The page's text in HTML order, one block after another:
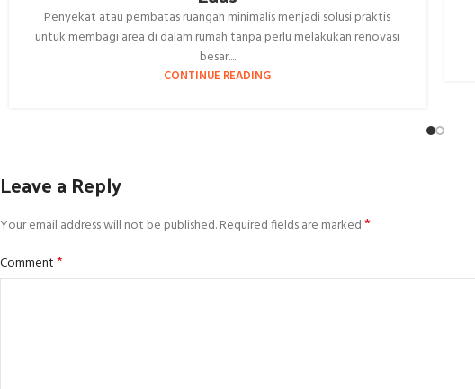
Penyekat atau pembatas ruangan minimalis menjadi solusi praktis
untuk membagi area di dalam rumah tanpa perlu melakukan renovasi
besar....
CONTINUE READING
Leave a Reply
Your email address will not be published.Required fields are marked*
Comment*